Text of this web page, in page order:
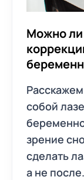
Можно ли
собой
зрение
сделать
а не после.